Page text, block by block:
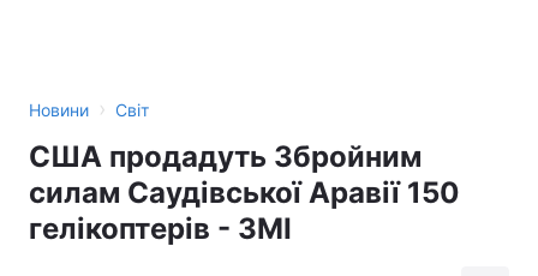
Новини › Світ
США продадуть Збройним
силам Саудівської Аравії 150
гелікоптерів - ЗМІ